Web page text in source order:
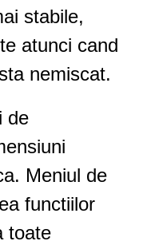
stabile,
atunci cand
nemiscat.
de
Meniul de
functiilor
toate